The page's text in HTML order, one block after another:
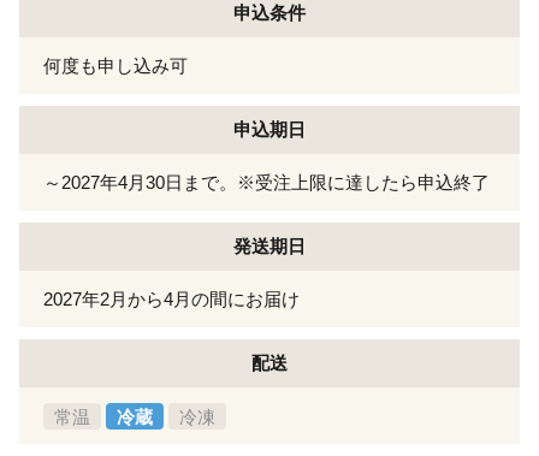
申込条件
何度も申し込み可
申込期日
～2027年4月30日まで。※受注上限に達したら申込終了
発送期日
2027年2月から4月の間にお届け
配送
常温 冷蔵 冷凍